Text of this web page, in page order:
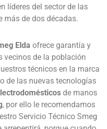
líderes del sector de las
más de dos décadas.
Elda ofrece garantía y
vecinos de la población
técnicos en la marca
de las nuevas tecnologías
de manos
, por ello le recomendamos
Servicio Técnico Smeg